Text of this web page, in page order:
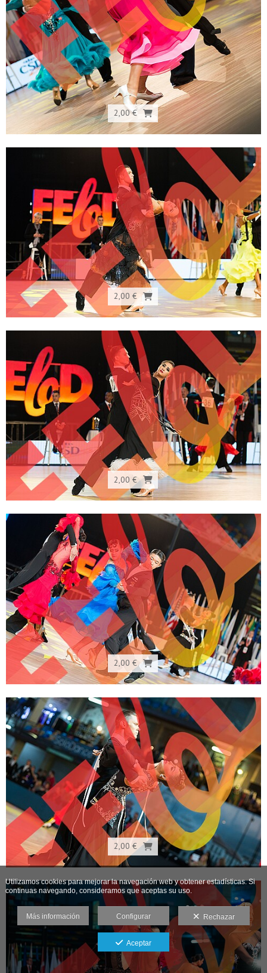
2,00 €
2,00 €
2,00 €
2,00 €
2,00 €
Utilizamos cookies para mejorar la navegación web y obtener estadísticas. Si
continuas navegando, consideramos que aceptas su uso.
Más información Configurar Rechazar
Aceptar